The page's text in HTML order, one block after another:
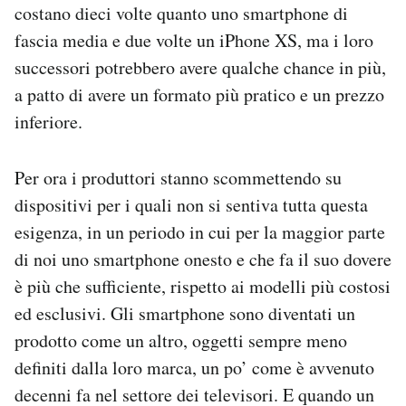
costano dieci volte quanto uno smartphone di
fascia media e due volte un iPhone XS, ma i loro
successori potrebbero avere qualche chance in più,
a patto di avere un formato più pratico e un prezzo
inferiore.
Per ora i produttori stanno scommettendo su
dispositivi per i quali non si sentiva tutta questa
esigenza, in un periodo in cui per la maggior parte
di noi uno smartphone onesto e che fa il suo dovere
è più che sufficiente, rispetto ai modelli più costosi
ed esclusivi. Gli smartphone sono diventati un
prodotto come un altro, oggetti sempre meno
definiti dalla loro marca, un po’ come è avvenuto
decenni fa nel settore dei televisori. E quando un